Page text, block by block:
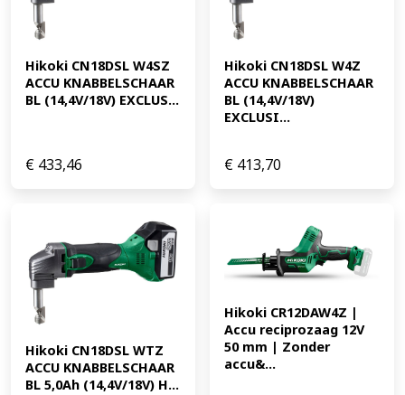
Hikoki CN18DSL W4SZ
ACCU KNABBELSCHAAR
BL (14,4V/18V) EXCLUS...
€ 433,46
Hikoki CN18DSL W4Z
ACCU KNABBELSCHAAR
BL (14,4V/18V)
EXCLUSI...
€ 413,70
Hikoki CN18DSL WTZ
ACCU KNABBELSCHAAR
BL 5,0Ah (14,4V/18V) H...
Hikoki CR12DAW4Z |
Accu reciprozaag 12V
50 mm | Zonder
accu&...